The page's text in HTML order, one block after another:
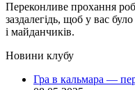
Переконливе прохання
заздалегідь, щоб у вас
і майданчиків.
Новини клубу
Гра в кальмара —